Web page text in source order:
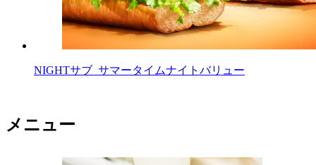
NIGHTサブ_サマータイムナイトバリュー
メニュー